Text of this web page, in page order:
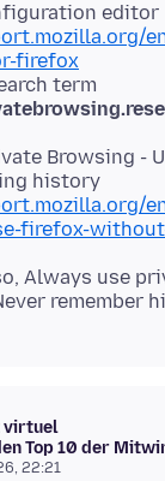
editor
firefox
term
Browsing -
firefox-
Always use
virtuel
Top 10 der
22:21